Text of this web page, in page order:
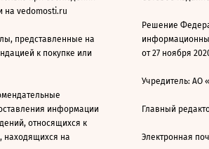
на vedomosti.ru
представленные на
к покупке или
информации
относящихся к
находящихся на
Решение
от 27 ноября
Учредитель: АО
Главный
Электронная